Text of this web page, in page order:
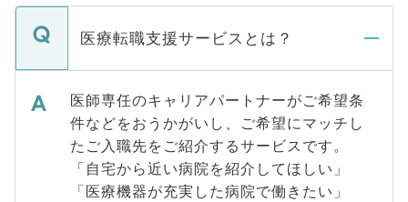
医療転職支援サービスとは？
医師専任のキャリアパートナーがご希望条
件などをおうかがいし、ご希望にマッチし
たご入職先をご紹介するサービスです。
「自宅から近い病院を紹介してほしい」
「医療機器が充実した病院で働きたい」